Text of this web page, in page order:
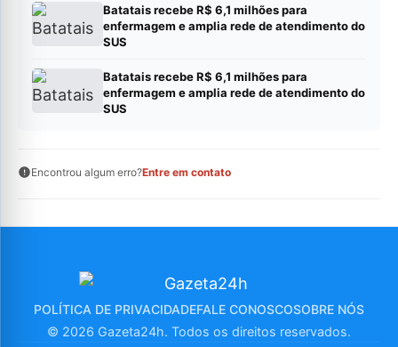
Batatais recebe R$ 6,1 milhões para
enfermagem e amplia rede de atendimento do
SUS
Batatais recebe R$ 6,1 milhões para
enfermagem e amplia rede de atendimento do
SUS
Encontrou algum erro?Entre em contato
POLÍTICA DE PRIVACIDADEFALE CONOSCOSOBRE NÓS
© 2026 Gazeta24h. Todos os direitos reservados.